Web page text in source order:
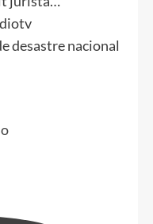
desastre nacional